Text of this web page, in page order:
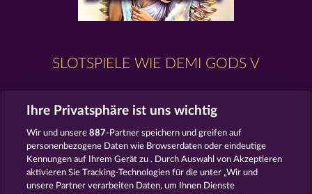
SLOTSPIELE WIE DEMI GODS V
MEDUSA'S LAIR
Ihre Privatsphäre ist uns wichtig
Wir und unsere887-Partner speichern und greifen auf
personenbezogene Daten wie Browserdaten oder eindeutige
Kennungen auf Ihrem Gerät zu . Durch Auswahl von Akzeptieren
aktivieren Sie Tracking-Technologien für die unter „Wir und
unsere Partner verarbeiten Daten, um Ihnen Dienste